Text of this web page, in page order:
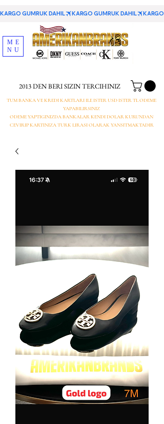
KARGO GUMRUK DAHIL
2013 DEN BERI SIZIN TERCIHINIZ
TUM BANKA VE KREDI KARTLARI ILE ISTER USD ISTER TL ODEME
YAPABILIRSINIZ
ODEME YAPTIGINIZDA BANKALAR KENDI DOLAR KURUNDAN
CEVIRIP KARTINIZA TURK LIRASI OLARAK YANSITMAKTADIR
ME
NU